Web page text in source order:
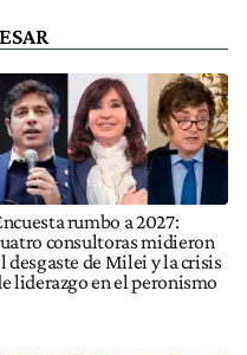
rumbo a 2027:
consultoras midieron
desgaste de Milei y la crisis
liderazgo en el peronismo